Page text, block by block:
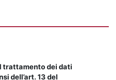
trattamento dei dati
dell’art. 13 del